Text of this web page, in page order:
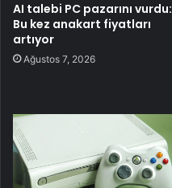
AI talebi PC pazarını vurdu:
Bu kez anakart fiyatları
artıyor
Ağustos 7, 2026